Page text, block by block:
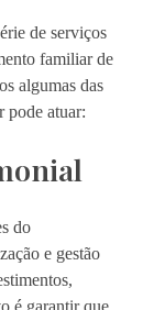
de serviços
familiar de
algumas das
pode atuar:
do
e gestão
é garantir que